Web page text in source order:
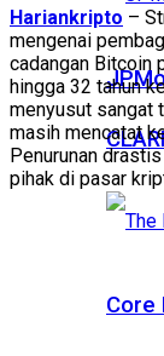
Core
Hariankripto –
mengenai
cadangan Bitcoin
hingga 32 tahun
menyusut sangat
masih mencatat
Penurunan
pihak di pasar